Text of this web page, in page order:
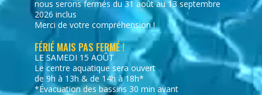
nous serons fermés du 31 août au 13 septembre
2026 inclus
Merci de votre compréhension !
FÉRIÉ MAIS PAS FERMÉ !
LE SAMEDI 15 AOÛT
Le centre aquatique sera ouvert
de 9h à 13h & de 14h à 18h*
*Évacuation des bassins 30 min avant